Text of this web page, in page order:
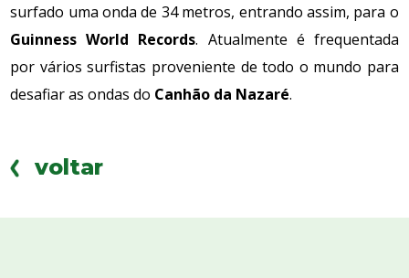
surfado uma onda de 34 metros, entrando assim, para o
Guinness World Records. Atualmente é frequentada
por vários surfistas proveniente de todo o mundo para
desafiar as ondas do Canhão da Nazaré.
voltar